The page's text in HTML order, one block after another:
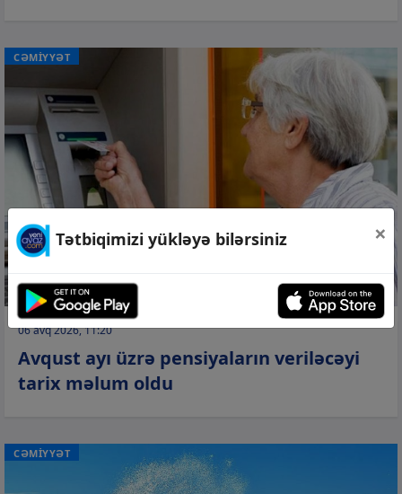
CƏMİYYƏT
06 avq 2026, 11:20
Avqust ayı üzrə pensiyaların veriləcəyi
tarix məlum oldu
CƏMİYYƏT
Tətbiqimizi yükləyə bilərsiniz ×